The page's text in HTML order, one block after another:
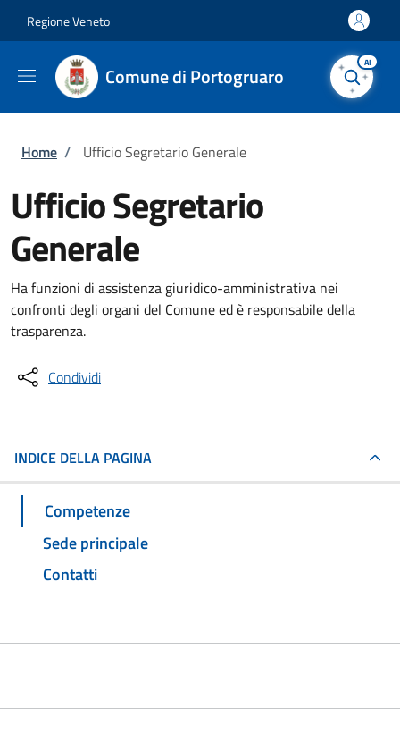
Regione Veneto
Comune di Portogruaro
AI
Briciole di pane
Home / Ufficio Segretario Generale
Ufficio Segretario
Generale
Ha funzioni di assistenza giuridico-amministrativa nei
confronti degli organi del Comune ed è responsabile della
trasparenza.
Condividi
INDICE DELLA PAGINA
Competenze
Sede principale
Contatti